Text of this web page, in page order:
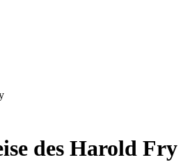
des Harold Fry